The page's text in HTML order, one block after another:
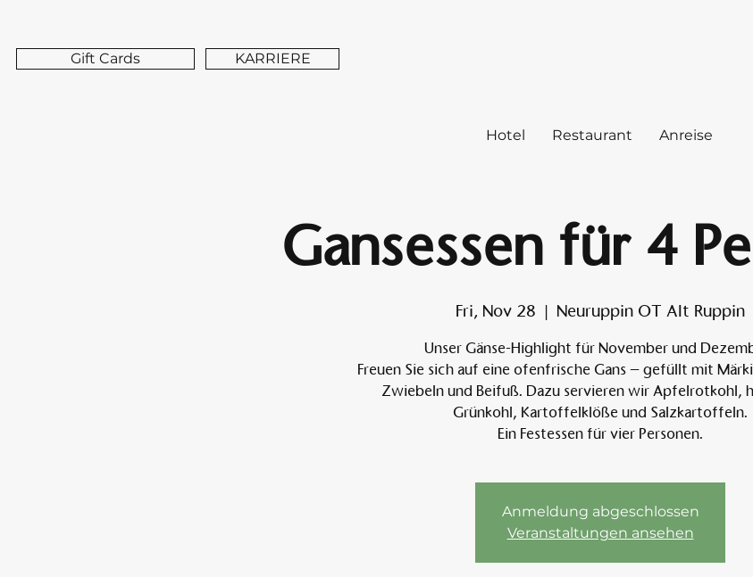
Gift Cards KARRIERE
Hotel Restaurant Anreise
Gansessen für 4
Fri, Nov 28
  |
Neuruppin OT Alt Ruppin
Unser Gänse-Highlight für November und
Freuen Sie sich auf eine ofenfrische Gans – gefüllt mit
Zwiebeln und Beifuß. Dazu servieren wir Apfelrotkohl,
Grünkohl, Kartoffelklöße und Salzkartoffeln.
Ein Festessen für vier Personen.
Anmeldung abgeschlossen
Veranstaltungen ansehen